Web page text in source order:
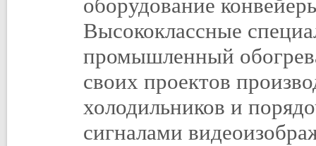
оборудование
Высококлассные
промышленный
своих проектов
холодильников и
сигналами